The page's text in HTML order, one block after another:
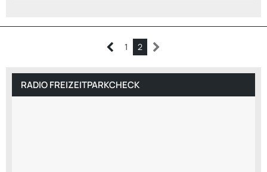
1 2
RADIO FREIZEITPARKCHECK